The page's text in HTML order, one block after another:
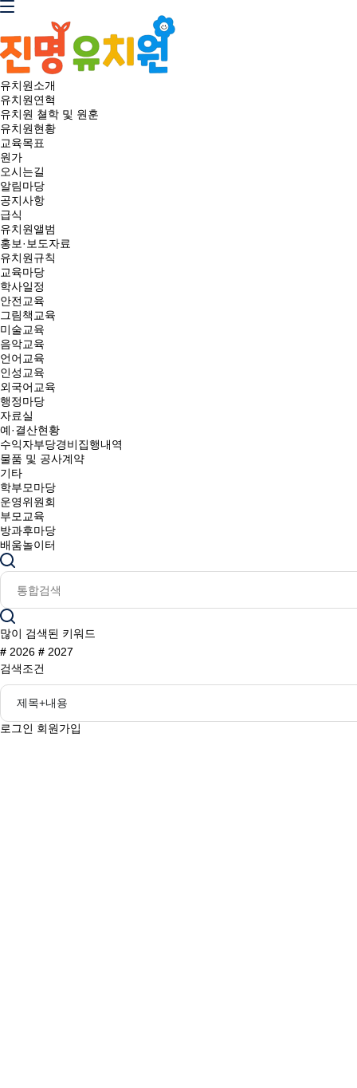
유치원소개
유치원연혁
유치원 쳘학 및 원훈
유치원현황
교육목표
원가
오시는길
알림마당
공지사항
급식
유치원앨범
홍보·보도자료
유치원규칙
교육마당
학사일정
안전교육
그림책교육
미술교육
음악교육
언어교육
인성교육
외국어교육
행정마당
자료실
예·결산현황
수익자부당경비집행내역
물품 및 공사계약
기타
학부모마당
운영위원회
부모교육
방과후마당
배움놀이터
많이 검색된 키워드
# 2026 # 2027
검색조건
로그인 회원가입